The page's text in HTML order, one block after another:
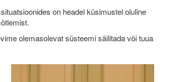
on headel küsimustel oluline
olemasolevat süsteemi säilitada või tuua